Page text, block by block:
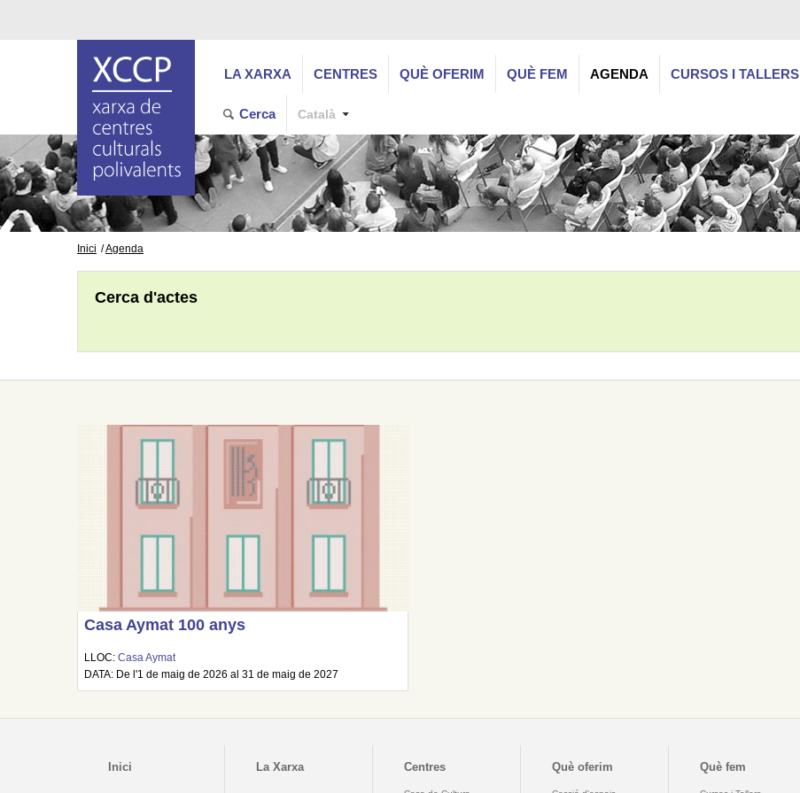
LA XARXA CENTRES QUÈ OFERIM QUÈ FEM AGENDA CURSOS I TALLERS
Cerca Català
Inici Agenda
Cerca d'actes
Casa Aymat 100 anys
LLOC:Casa Aymat
DATA: De l'1 de maig de 2026 al 31 de maig de 2027
Inici La Xarxa Centres Què oferim Què fem